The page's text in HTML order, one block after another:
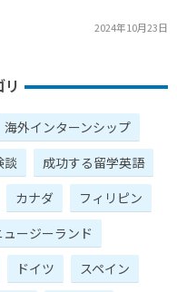
2024年10月23日
海外インターンシップ
談
成功する留学英語
カナダ
フィリピン
ュージーランド
ドイツ
スペイン